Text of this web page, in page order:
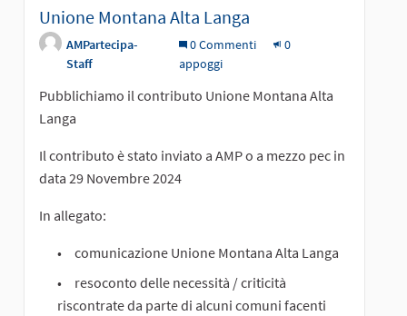
Unione Montana Alta Langa
AMPartecipa-
Staff
0 Commenti
0
appoggi
Pubblichiamo il contributo Unione Montana Alta
Langa
Il contributo è stato inviato a AMP o a mezzo pec in
data 29 Novembre 2024
In allegato:
comunicazione Unione Montana Alta Langa
resoconto delle necessità / criticità
riscontrate da parte di alcuni comuni facenti